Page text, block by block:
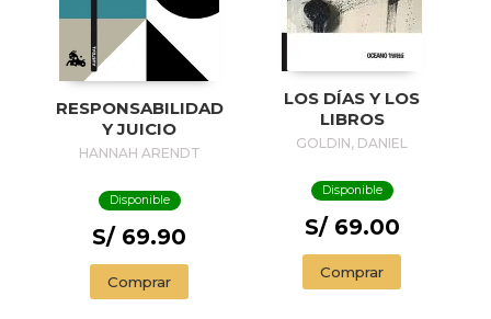
RESPONSABILIDAD
Y JUICIO
HANNAH ARENDT
Disponible
S/ 69.90
Comprar
LOS DÍAS Y LOS
LIBROS
GOLDIN, DANIEL
Disponible
S/ 69.00
Comprar